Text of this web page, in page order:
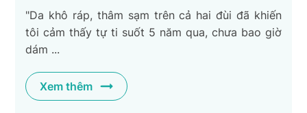
"Da khô ráp, thâm sạm trên cả hai đùi đã khiến
tôi cảm thấy tự ti suốt 5 năm qua, chưa bao giờ
dám ...
Xem thêm